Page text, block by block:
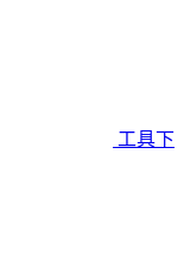
工具下